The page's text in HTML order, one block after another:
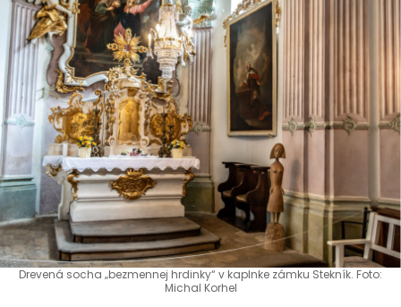
Drevená socha „bezmennej hrdinky“ v kaplnke zámku Stekník. Foto:
Michal Korhel